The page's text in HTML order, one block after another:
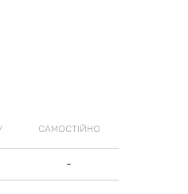
САМОСТІЙНО
-